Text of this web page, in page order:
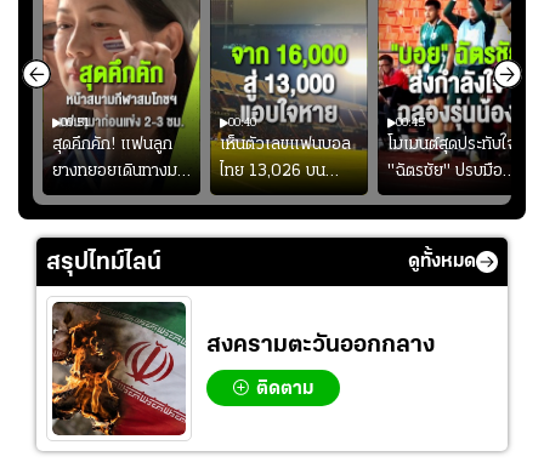
00:51
สุดคึกคัก! แฟนลูก
ยางทยอยเดินทางมา
หน้าสนามกีฬา
สมโภชฯ กันอย่าง
คึกคัก ก่อนเกมเริ่ม
2-3 ชั่วโมง
00:40
เห็นตัวเลขแฟนบอล
ไทย 13,026 บน
สกอร์บอร์ดแล้วแอบ
ใจหาย น้อยกว่านัดที่
00:45
โมเมนต์สุดประทับใจ!
"ฉัตรชัย" ปรบมือ
ฉลองประตูแรกให้
ดาวรุ่ง "เจะฮานาฟี"
ในสีเสื้อช้างศึกชุด
สรุปไทม์ไลน์ ดูทั้งหมด
สงครามตะวันออกกลาง
ติดตาม